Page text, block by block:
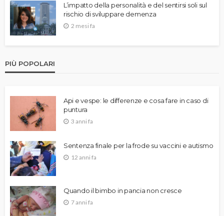
L’impatto della personalità e del sentirsi soli sul
rischio di sviluppare demenza
2 mesi fa
PIÙ POPOLARI
Api e vespe: le differenze e cosa fare in caso di
puntura
3 anni fa
Sentenza finale per la frode su vaccini e autismo
12 anni fa
Quando il bimbo in pancia non cresce
7 anni fa